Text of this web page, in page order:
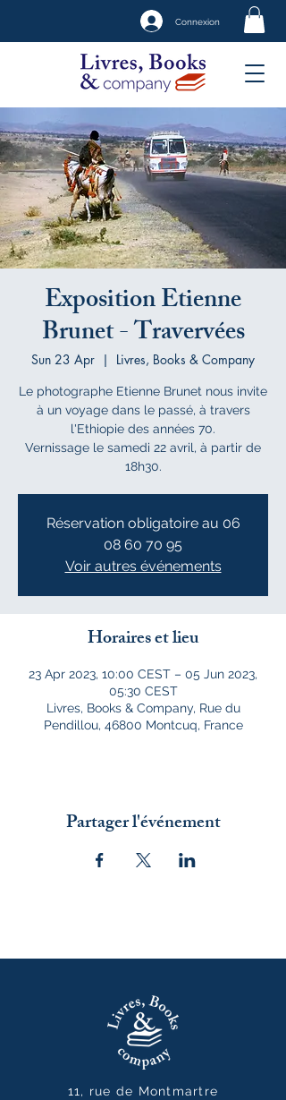
Connexion
Exposition Etienne
Brunet - Travervées
Sun 23 Apr
  |
Livres, Books & Company
Le photographe Etienne Brunet nous invite
à un voyage dans le passé, à travers
l'Ethiopie des années 70.
Vernissage le samedi 22 avril, à partir de
18h30.
Réservation obligatoire au 06
08 60 70 95
Voir autres événements
Horaires et lieu
23 Apr 2023, 10:00 CEST – 05 Jun 2023,
05:30 CEST
Livres, Books & Company, Rue du
Pendillou, 46800 Montcuq, France
Partager l'événement
11, rue de Montmartre